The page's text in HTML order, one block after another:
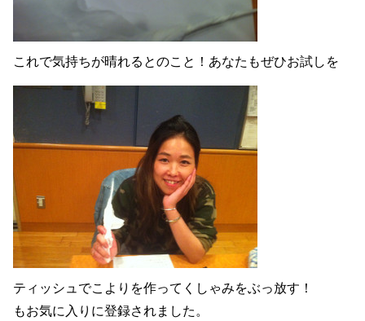
これで気持ちが晴れるとのこと！あなたもぜひお試しを
ティッシュでこよりを作ってくしゃみをぶっ放す！
もお気に入りに登録されました。